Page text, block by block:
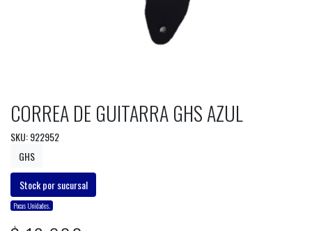
CORREA DE GUITARRA GHS AZUL
SKU: 922952
GHS
Stock por sucursal
Pocas Unidades.